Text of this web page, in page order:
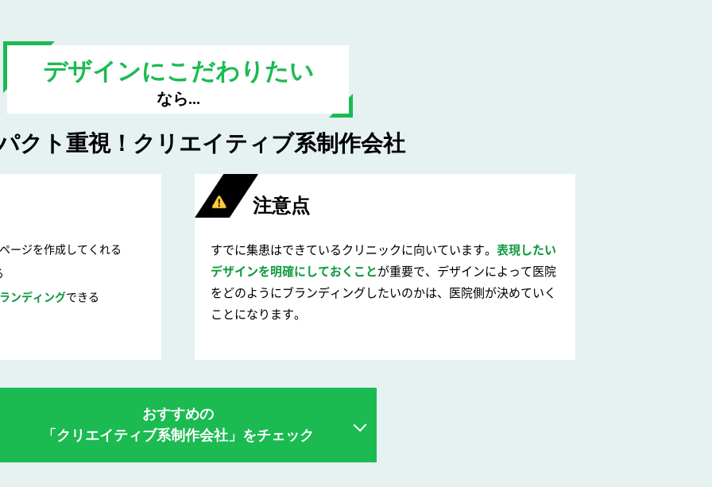
デザインにこだわりたい
クト重視！ クリエイティブ系制作会社
ージを作成してくれる
ンディングできる
注意点
すでに集患はできているクリニックに向いています。 表現したい
デザインを明確にしておくことが重要で、デザインによって医院
をどのようにブランディングしたいのかは、医院側が決めていく
ことになります。
おすすめの
「クリエイティブ系制作会社」をチェック